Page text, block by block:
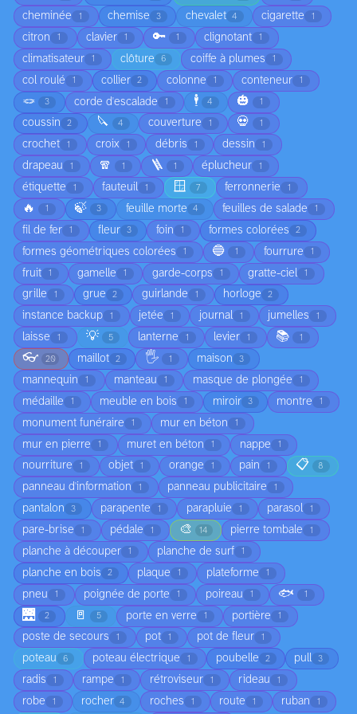
cheminée 1 chemise 3 chevalet 4 cigarette 1
citron 1 clavier 1 🔑 1 clignotant 1
climatisateur 1 clôture 6 coiffe à plumes 1
col roulé 1 collier 2 colonne 1 conteneur 1
🪢 3 corde d'escalade 1 🕴️ 4 🎃 1
coussin 2 🔪 4 couverture 1 💀 1
crochet 1 croix 1 débris 1 dessin 1
drapeau 1 🧣 1 🪜 1 éplucheur 1
étiquette 1 fauteuil 1 🪟 7 ferronnerie 1
🔥 1 🍃 3 feuille morte 4 feuilles de salade 1
fil de fer 1 fleur 3 foin 1 formes colorées 2
formes géométriques colorées 1 🔵 1 fourrure 1
fruit 1 gamelle 1 garde-corps 1 gratte-ciel 1
grille 1 grue 2 guirlande 1 horloge 2
instance backup 1 jetée 1 journal 1 jumelles 1
laisse 1 💡 5 lanterne 1 levier 1 📚 1
👓 20 maillot 2 🖐️ 1 maison 3
mannequin 1 manteau 1 masque de plongée 1
médaille 1 meuble en bois 1 miroir 3 montre 1
monument funéraire 1 mur en béton 1
mur en pierre 1 muret en béton 1 nappe 1
nourriture 1 objet 1 orange 1 pain 1 📋 8
panneau d'information 1 panneau publicitaire 1
pantalon 3 parapente 1 parapluie 1 parasol 1
pare-brise 1 pédale 1 🎨 14 pierre tombale 1
planche à découper 1 planche de surf 1
planche en bois 2 plaque 1 plateforme 1
pneu 1 poignée de porte 1 poireau 1 🐟 1
🌉 2 🚪 5 porte en verre 1 portière 1
poste de secours 1 pot 1 pot de fleur 1
poteau 6 poteau électrique 1 poubelle 2 pull 3
radis 1 rampe 1 rétroviseur 1 rideau 1
robe 1 rocher 4 roches 1 route 1 ruban 1